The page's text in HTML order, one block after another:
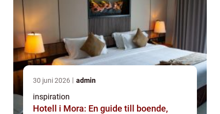
30 juni 2026 admin
inspiration
Hotell i Mora: En guide till boende,